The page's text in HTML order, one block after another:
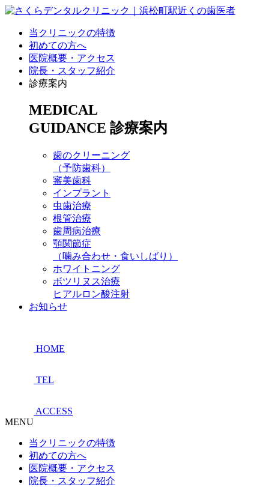
当クリニックの特徴
初めての方へ
医院概要・アクセス
院長・スタッフ紹介
診療案内
MEDICAL
GUIDANCE 診療案内
歯のクリーニング
（予防歯科）
審美歯科
インプラント
虫歯治療
根管治療
歯周病治療
顎関節症
（噛み合わせ・食いしばり）
ホワイトニング
ボツリヌス治療
ヒアルロン酸注射
お知らせ
HOME
TEL
ACCESS
MENU
当クリニックの特徴
初めての方へ
医院概要・アクセス
院長・スタッフ紹介